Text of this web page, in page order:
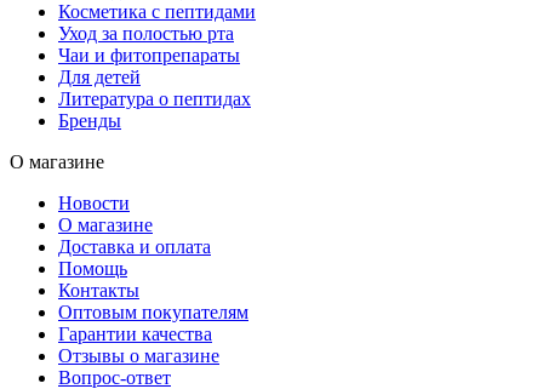
Косметика с пептидами
Уход за полостью рта
Чаи и фитопрепараты
Для детей
Литература о пептидах
Бренды
О магазине
Новости
О магазине
Доставка и оплата
Помощь
Контакты
Оптовым покупателям
Гарантии качества
Отзывы о магазине
Вопрос-ответ